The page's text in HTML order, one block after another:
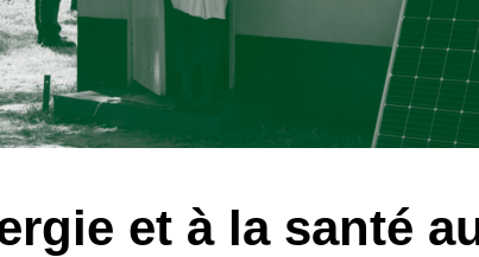
et à la santé